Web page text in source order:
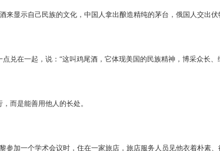
来显示自己民族的文化，中国人拿出酿造精纯的茅台，俄国人交出
兑在一起，说：“这叫鸡尾酒，它体现美国的民族精神，博采众长、
而是能善用他人的长处。
参加一个学术会议时，住在一家旅店，旅店服务人员见他衣着朴素